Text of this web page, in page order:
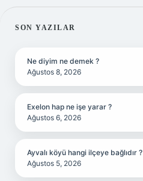
SIDEBAR
SON YAZILAR
Ne diyim ne demek ?
Ağustos 8, 2026
Exelon hap ne işe yarar ?
Ağustos 6, 2026
Ayvalı köyü hangi ilçeye bağlıdır ?
Ağustos 5, 2026